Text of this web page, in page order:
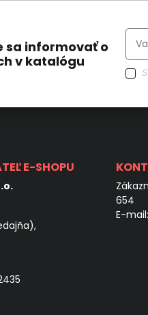
sa informovať o
v katalógu
E-SHOPU
654
E-mail: